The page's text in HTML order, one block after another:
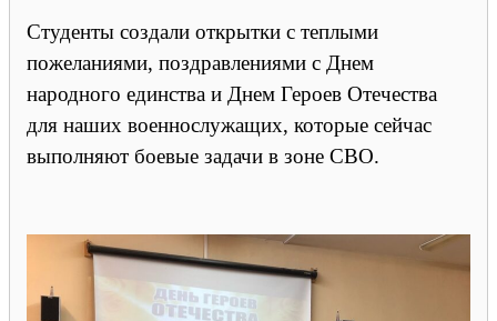
Студенты создали открытки с теплыми
пожеланиями, поздравлениями с Днем
народного единства и Днем Героев Отечества
для наших военнослужащих, которые сейчас
выполняют боевые задачи в зоне СВО.